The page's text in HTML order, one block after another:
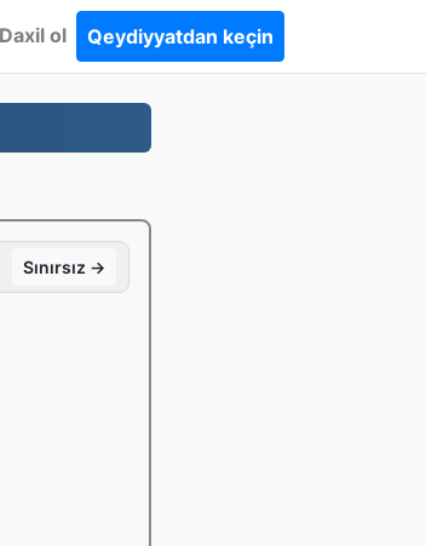
Daxil ol Qeydiyyatdan keçin
Sınırsız →